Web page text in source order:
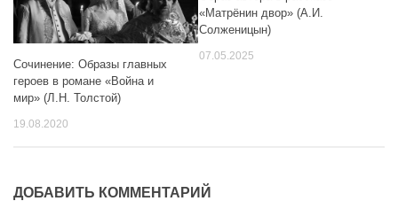
Сочинение: Образы главных
героев в романе «Война и
мир» (Л.Н. Толстой)
19.08.2020
«Матрёнин двор» (А.И.
Солженицын)
07.05.2025
ДОБАВИТЬ КОММЕНТАРИЙ